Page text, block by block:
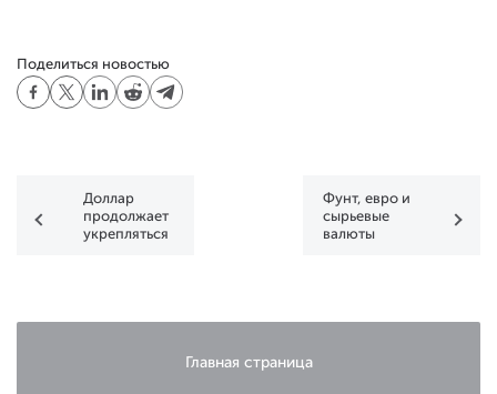
Поделиться новостью
Доллар
продолжает
укрепляться
Фунт, евро и
сырьевые
валюты
Главная страница